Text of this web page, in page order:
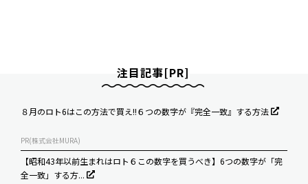
注目記事[PR]
８月のロト6はこの方法で買え!!６つの数字が『完全一致』する方法
PR(株式会社MURA)
【昭和43年以前生まれはロト６この数字を買うべき】6つの数字が「完
全一致」する方...